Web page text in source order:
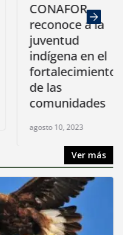
CONAFOR
reconoce a la
juventud
indígena en el
fortalecimiento
de las
comunidades
agosto 10, 2023
Ver más